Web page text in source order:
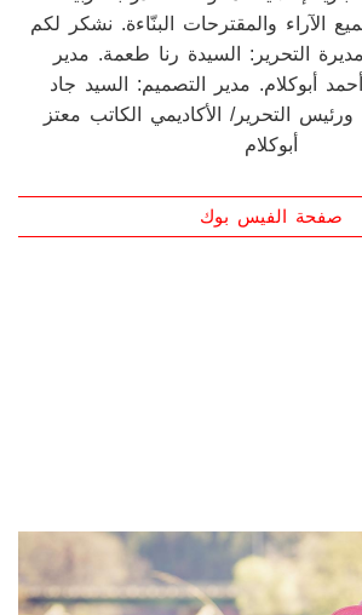
إعلانية- متنوعة. تصدر بالعربية
الآراء والمقترحات البنّاءة. نشكر لكم
التحرير: السيدة رنا طعمة. مدير
أبوكلام. مدير التصميم: السيد جاد
التحرير/ الأكاديمي الكاتب معتز
صفحة الفيس بوك